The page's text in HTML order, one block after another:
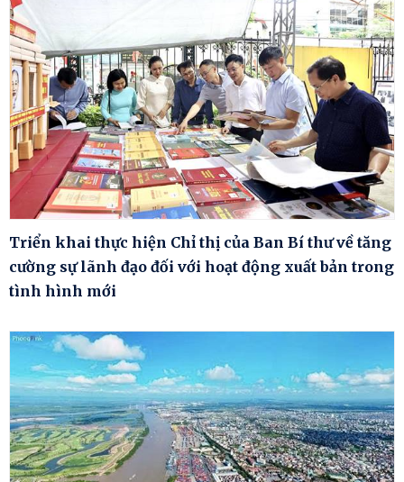
Triển khai thực hiện Chỉ thị của Ban Bí thư về tăng
cường sự lãnh đạo đối với hoạt động xuất bản trong
tình hình mới